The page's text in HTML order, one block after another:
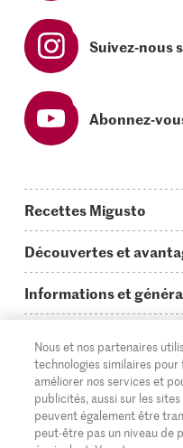
Suivez-nous
Abonnez-
Recettes Migusto
Idées de menus
Plats principaux
Simple & vite prêt
Apéritif
Préparations au four
Découvertes et
On en parle...
Tutoriels
Glossaire des
Login Migusto
Informations et
Questions concernant
Cuisiner avec Migusto
Service clientèle &
Publicité
Supermarché
Migros Online
À propos de Migros
DE FR IT
Nous et nos partenaires
technologies similaires
améliorer nos services et
publicités, aussi sur les
peuvent également être
peut-être pas un niveau de